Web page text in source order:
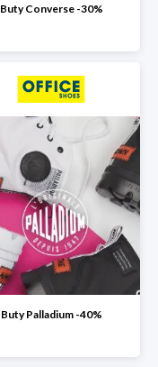
Buty Converse -30%
Buty Palladium -40%